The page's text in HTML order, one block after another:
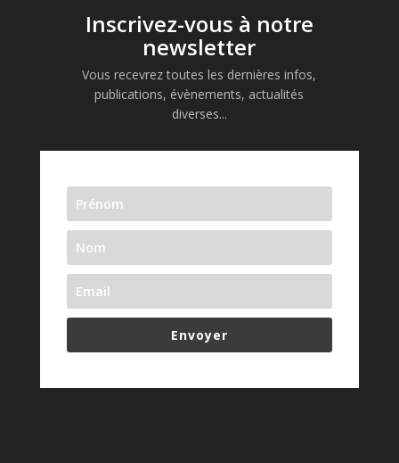
Inscrivez-vous à notre
newsletter
Vous recevrez toutes les dernières infos,
publications, évènements, actualités
diverses...
Envoyer